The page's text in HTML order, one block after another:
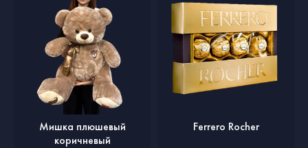
Мишка плюшевый
коричневый
Ferrero Rocher